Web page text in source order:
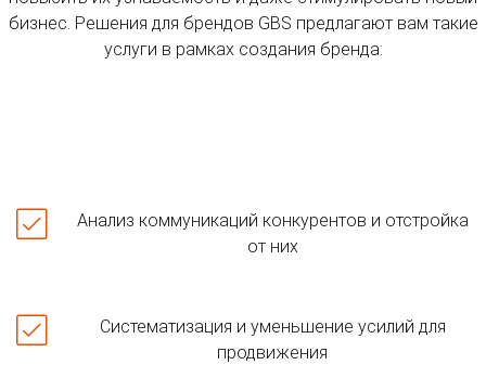
бизнес. Решения для брендов GBS предлагают вам такие
услуги в рамках создания бренда:
Анализ коммуникаций конкурентов и отстройка
от них
Систематизация и уменьшение усилий для
продвижения